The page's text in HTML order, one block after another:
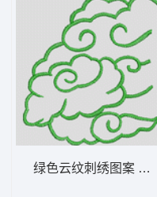
绿色云纹刺绣图案 花型